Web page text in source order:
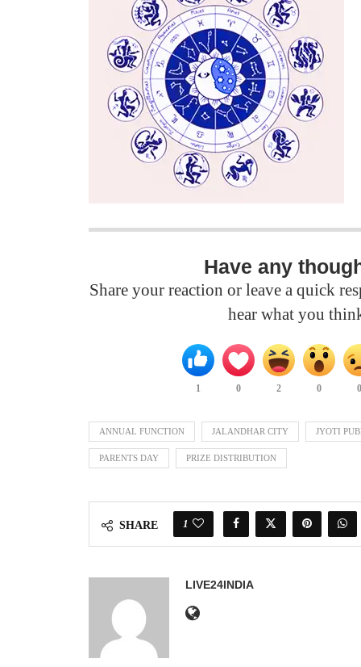
Have any
Share your reaction or leave a quick
hear what you
1 0 2 0
ANNUAL FUNCTION JALANDHAR CITY JYOTI
PARENTS DAY PRIZE DISTRIBUTION
SHARE 1
LIVE24INDIA